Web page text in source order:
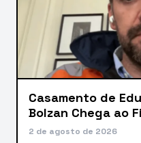
Casamento de
Bolzan Chega ao
2 de agosto de 2026